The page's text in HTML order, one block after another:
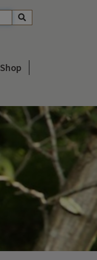
Shop